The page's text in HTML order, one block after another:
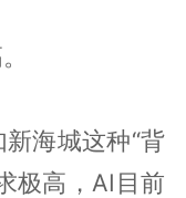
海城这种“背
极高，AI目前